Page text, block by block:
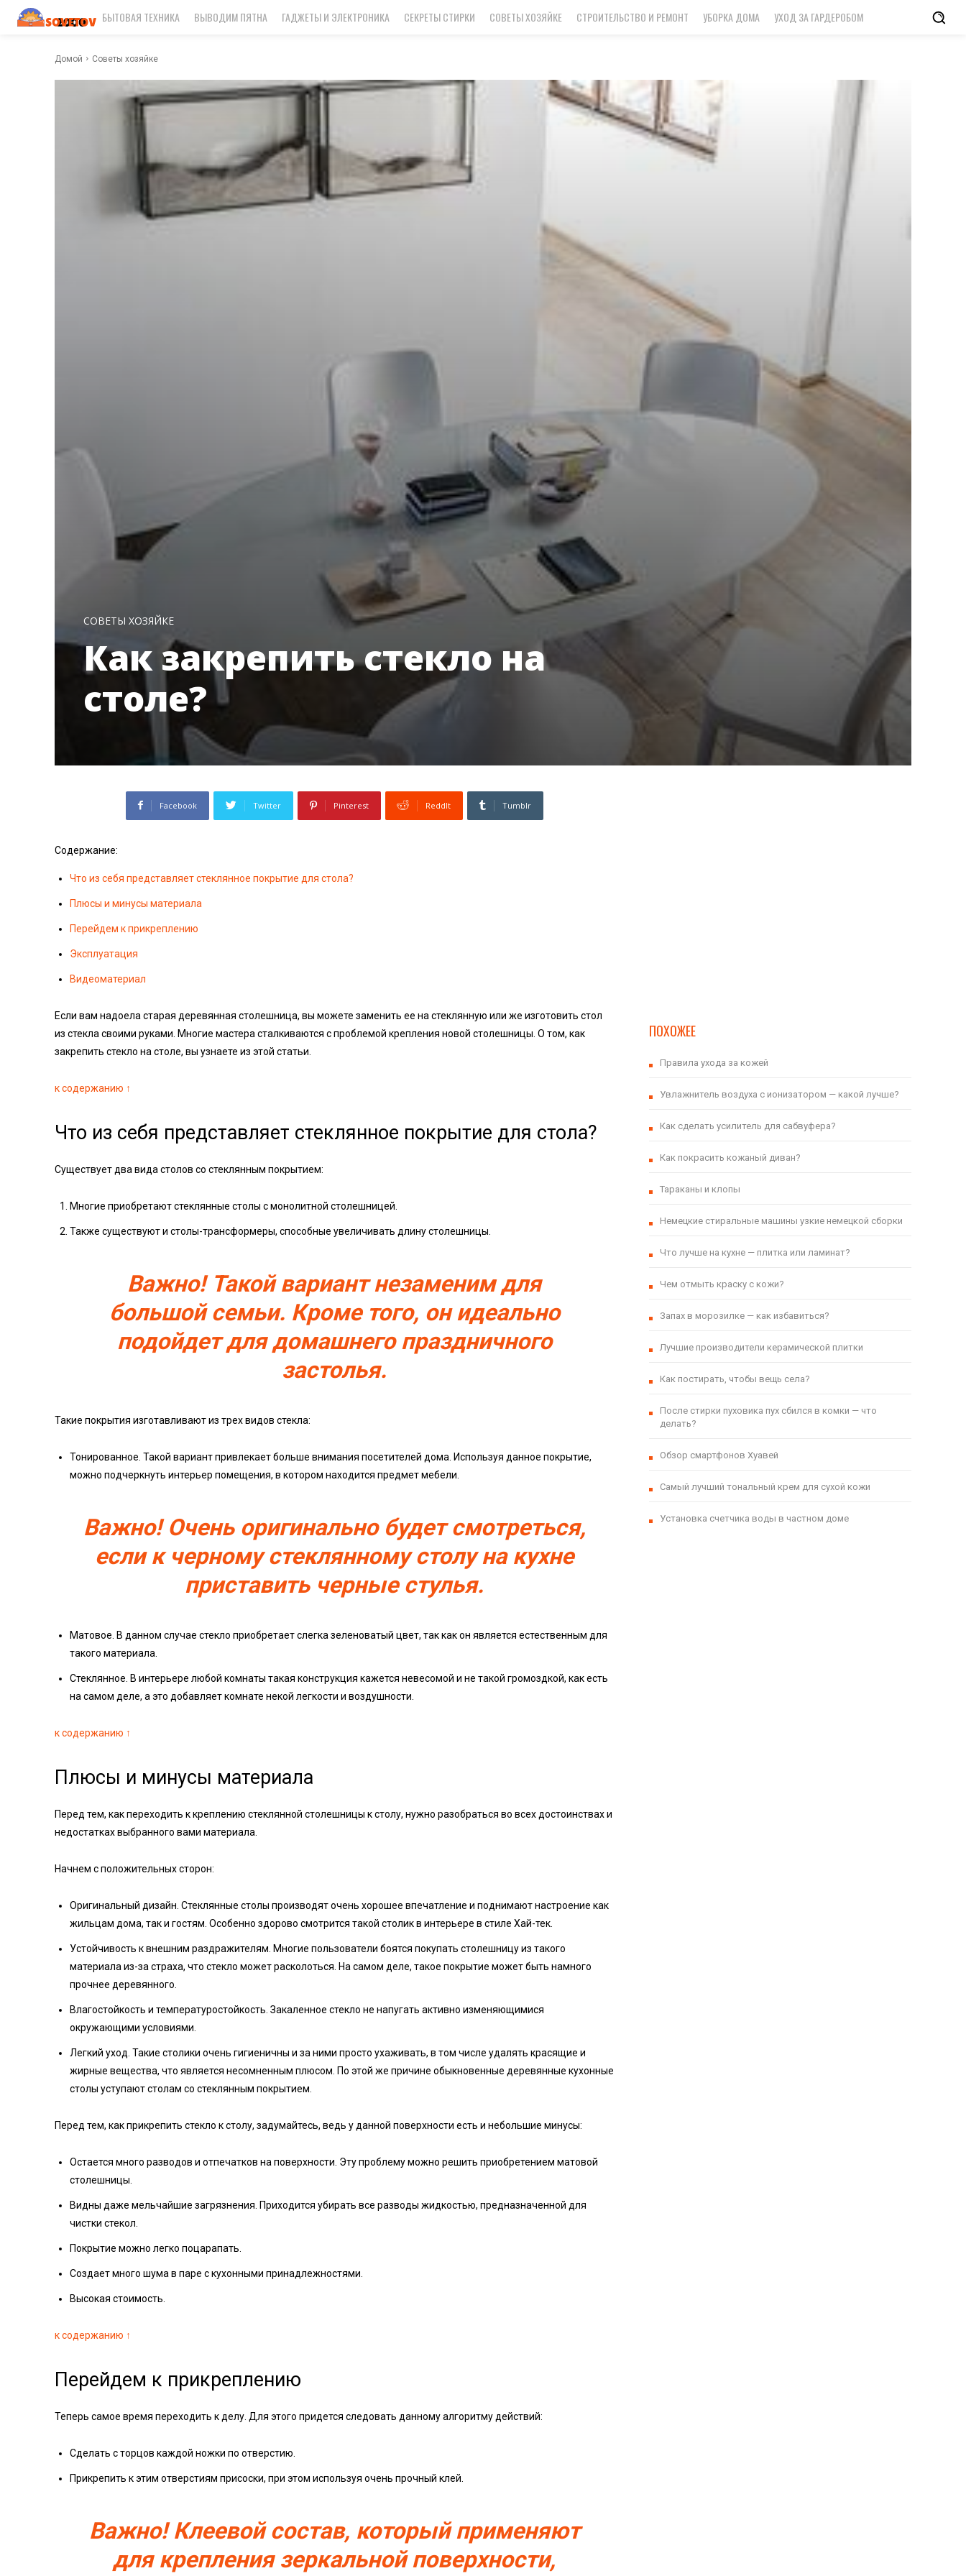
БЫТОВАЯ ТЕХНИКА ВЫВОДИМ ПЯТНА ГАДЖЕТЫ И ЭЛЕКТРОНИКА СЕКРЕТЫ СТИРКИ СОВЕТЫ ХОЗЯЙКЕ СТРОИТЕЛЬСТВО И РЕМОНТ УБОРКА ДОМА УХОД ЗА ГАРДЕРОБОМ
Домой Советы хозяйке
СОВЕТЫ ХОЗЯЙКЕ
Как закрепить стекло на
столе?
Facebook Twitter Pinterest ReddIt Tumblr
Содержание:
Что из себя представляет стеклянное покрытие для стола?
Плюсы и минусы материала
Перейдем к прикреплению
Эксплуатация
Видеоматериал
Если вам надоела старая деревянная столешница, вы можете заменить ее на стеклянную или же изготовить стол
из стекла своими руками. Многие мастера сталкиваются с проблемой крепления новой столешницы. О том, как
закрепить стекло на столе, вы узнаете из этой статьи.
к содержанию ↑
Что из себя представляет стеклянное покрытие для стола?
Существует два вида столов со стеклянным покрытием:
Многие приобретают стеклянные столы с монолитной столешницей.
Также существуют и столы-трансформеры, способные увеличивать длину столешницы.
Важно! Такой вариант незаменим для
большой семьи. Кроме того, он идеально
подойдет для домашнего праздничного
застолья.
Такие покрытия изготавливают из трех видов стекла:
Тонированное. Такой вариант привлекает больше внимания посетителей дома. Используя данное покрытие,
можно подчеркнуть интерьер помещения, в котором находится предмет мебели.
Важно! Очень оригинально будет смотреться,
если к черному стеклянному столу на кухне
приставить черные стулья.
Матовое. В данном случае стекло приобретает слегка зеленоватый цвет, так как он является естественным для
такого материала.
Стеклянное. В интерьере любой комнаты такая конструкция кажется невесомой и не такой громоздкой, как есть
на самом деле, а это добавляет комнате некой легкости и воздушности.
к содержанию ↑
Плюсы и минусы материала
Перед тем, как переходить к креплению стеклянной столешницы к столу, нужно разобраться во всех достоинствах и
недостатках выбранного вами материала.
Начнем с положительных сторон:
Оригинальный дизайн. Стеклянные столы производят очень хорошее впечатление и поднимают настроение как
жильцам дома, так и гостям. Особенно здорово смотрится такой столик в интерьере в стиле Хай-тек.
Устойчивость к внешним раздражителям. Многие пользователи боятся покупать столешницу из такого
материала из-за страха, что стекло может расколоться. На самом деле, такое покрытие может быть намного
прочнее деревянного.
Влагостойкость и температуростойкость. Закаленное стекло не напугать активно изменяющимися
окружающими условиями.
Легкий уход. Такие столики очень гигиеничны и за ними просто ухаживать, в том числе удалять красящие и
жирные вещества, что является несомненным плюсом. По этой же причине обыкновенные деревянные кухонные
столы уступают столам со стеклянным покрытием.
Перед тем, как прикрепить стекло к столу, задумайтесь, ведь у данной поверхности есть и небольшие минусы:
Остается много разводов и отпечатков на поверхности. Эту проблему можно решить приобретением матовой
столешницы.
Видны даже мельчайшие загрязнения. Приходится убирать все разводы жидкостью, предназначенной для
чистки стекол.
Покрытие можно легко поцарапать.
Создает много шума в паре с кухонными принадлежностями.
Высокая стоимость.
к содержанию ↑
Перейдем к прикреплению
Теперь самое время переходить к делу. Для этого придется следовать данному алгоритму действий:
Сделать с торцов каждой ножки по отверстию.
Прикрепить к этим отверстиям присоски, при этом используя очень прочный клей.
Важно! Клеевой состав, который применяют
для крепления зеркальной поверхности,
ПОХОЖЕЕ
Правила ухода за кожей
Увлажнитель воздуха с ионизатором — какой лучше?
Как сделать усилитель для сабвуфера?
Как покрасить кожаный диван?
Тараканы и клопы
Немецкие стиральные машины узкие немецкой сборки
Что лучше на кухне — плитка или ламинат?
Чем отмыть краску с кожи?
Запах в морозилке — как избавиться?
Лучшие производители керамической плитки
Как постирать, чтобы вещь села?
После стирки пуховика пух сбился в комки — что
делать?
Обзор смартфонов Хуавей
Самый лучший тональный крем для сухой кожи
Установка счетчика воды в частном доме